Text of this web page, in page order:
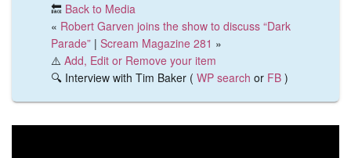
🔙 Back to Media
« Robert Garven joins the show to discuss “Dark
Parade” | Scream Magazine 281 »
⚠️ Add, Edit or Remove your item
🔍 Interview with Tim Baker ( WP search or FB )